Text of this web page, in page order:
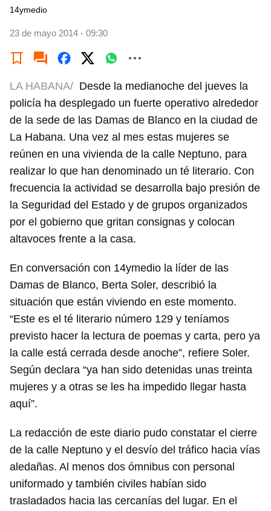
14ymedio
23 de mayo 2014 - 09:30
LA HABANA/ Desde la medianoche del jueves la
policía ha desplegado un fuerte operativo alrededor
de la sede de las Damas de Blanco en la ciudad de
La Habana. Una vez al mes estas mujeres se
reúnen en una vivienda de la calle Neptuno, para
realizar lo que han denominado un té literario. Con
frecuencia la actividad se desarrolla bajo presión de
la Seguridad del Estado y de grupos organizados
por el gobierno que gritan consignas y colocan
altavoces frente a la casa.
En conversación con 14ymedio la líder de las
Damas de Blanco, Berta Soler, describió la
situación que están viviendo en este momento.
“Este es el té literario número 129 y teníamos
previsto hacer la lectura de poemas y carta, pero ya
la calle está cerrada desde anoche”, refiere Soler.
Según declara “ya han sido detenidas unas treinta
mujeres y a otras se les ha impedido llegar hasta
aquí”.
La redacción de este diario pudo constatar el cierre
de la calle Neptuno y el desvío del tráfico hacia vías
aledañas. Al menos dos ómnibus con personal
uniformado y también civiles habían sido
trasladados hacia las cercanías del lugar. En el